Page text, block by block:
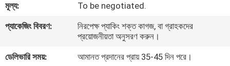
গুণমান
মূল্য:
To be negotiated.
প্যাকেজিং বিবরণ:
নিরপেক্ষ প্যাকিং শক্ত কাগজ, বা গ্রাহকদের
প্রয়োজনীয়তা অনুসরণ করুন।
ডেলিভারি সময়:
আমানত প্রদানের প্রায় 35-45 দিন পরে।